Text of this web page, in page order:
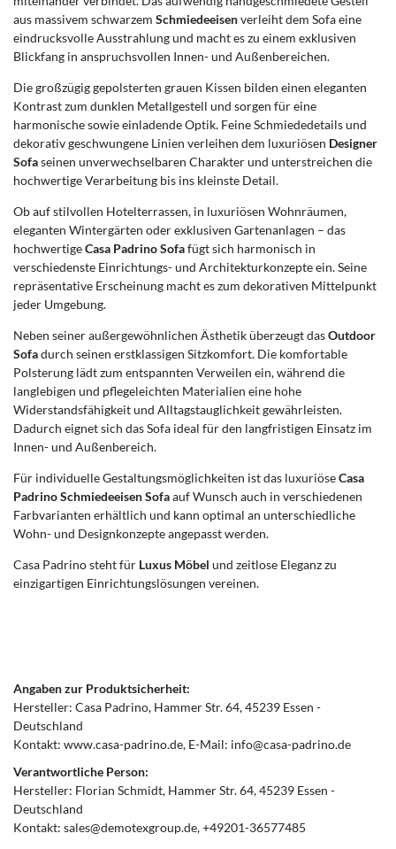
aus massivem schwarzem Schmiedeeisenverleiht dem Sofa eine
eindrucksvolle Ausstrahlung und macht es zu einem exklusiven
Blickfang in anspruchsvollen Innen- und Außenbereichen.
Die großzügig gepolsterten grauen Kissen bilden einen eleganten
Kontrast zum dunklen Metallgestell und sorgen für eine
harmonische sowie einladende Optik. Feine Schmiededetails und
dekorativ geschwungene Linien verleihen dem luxuriösen Designer
Sofaseinen unverwechselbaren Charakter und unterstreichen die
hochwertige Verarbeitung bis ins kleinste Detail.
Ob auf stilvollen Hotelterrassen, in luxuriösen Wohnräumen,
eleganten Wintergärten oder exklusiven Gartenanlagen – das
hochwertigeCasa Padrino Sofafügt sich harmonisch in
verschiedenste Einrichtungs- und Architekturkonzepte ein. Seine
repräsentative Erscheinung macht es zum dekorativen Mittelpunkt
jeder Umgebung.
Neben seiner außergewöhnlichen Ästhetik überzeugt dasOutdoor
Sofadurch seinen erstklassigen Sitzkomfort. Die komfortable
Polsterung lädt zum entspannten Verweilen ein, während die
langlebigen und pflegeleichten Materialien eine hohe
Widerstandsfähigkeit und Alltagstauglichkeit gewährleisten.
Dadurch eignet sich das Sofa ideal für den langfristigen Einsatz im
Innen- und Außenbereich.
Für individuelle Gestaltungsmöglichkeiten ist das luxuriöseCasa
Padrino Schmiedeeisen Sofaauf Wunsch auch in verschiedenen
Farbvarianten erhältlich und kann optimal an unterschiedliche
Wohn- und Designkonzepte angepasst werden.
Casa Padrino steht für Luxus Möbel und zeitlose Eleganz zu
einzigartigen Einrichtungslösungen vereinen.
Angaben zur Produktsicherheit:
Hersteller: Casa Padrino Hammer Str.64 45239 Essen
Deutschland
Kontakt: www.casa-padrino.de E-Mail: info@casa-padrino.de
Verantwortliche Person:
Hersteller: Florian Schmidt Hammer Str.64 45239 Essen
Deutschland
Kontakt: sales@demotexgroup.de +49201-36577485